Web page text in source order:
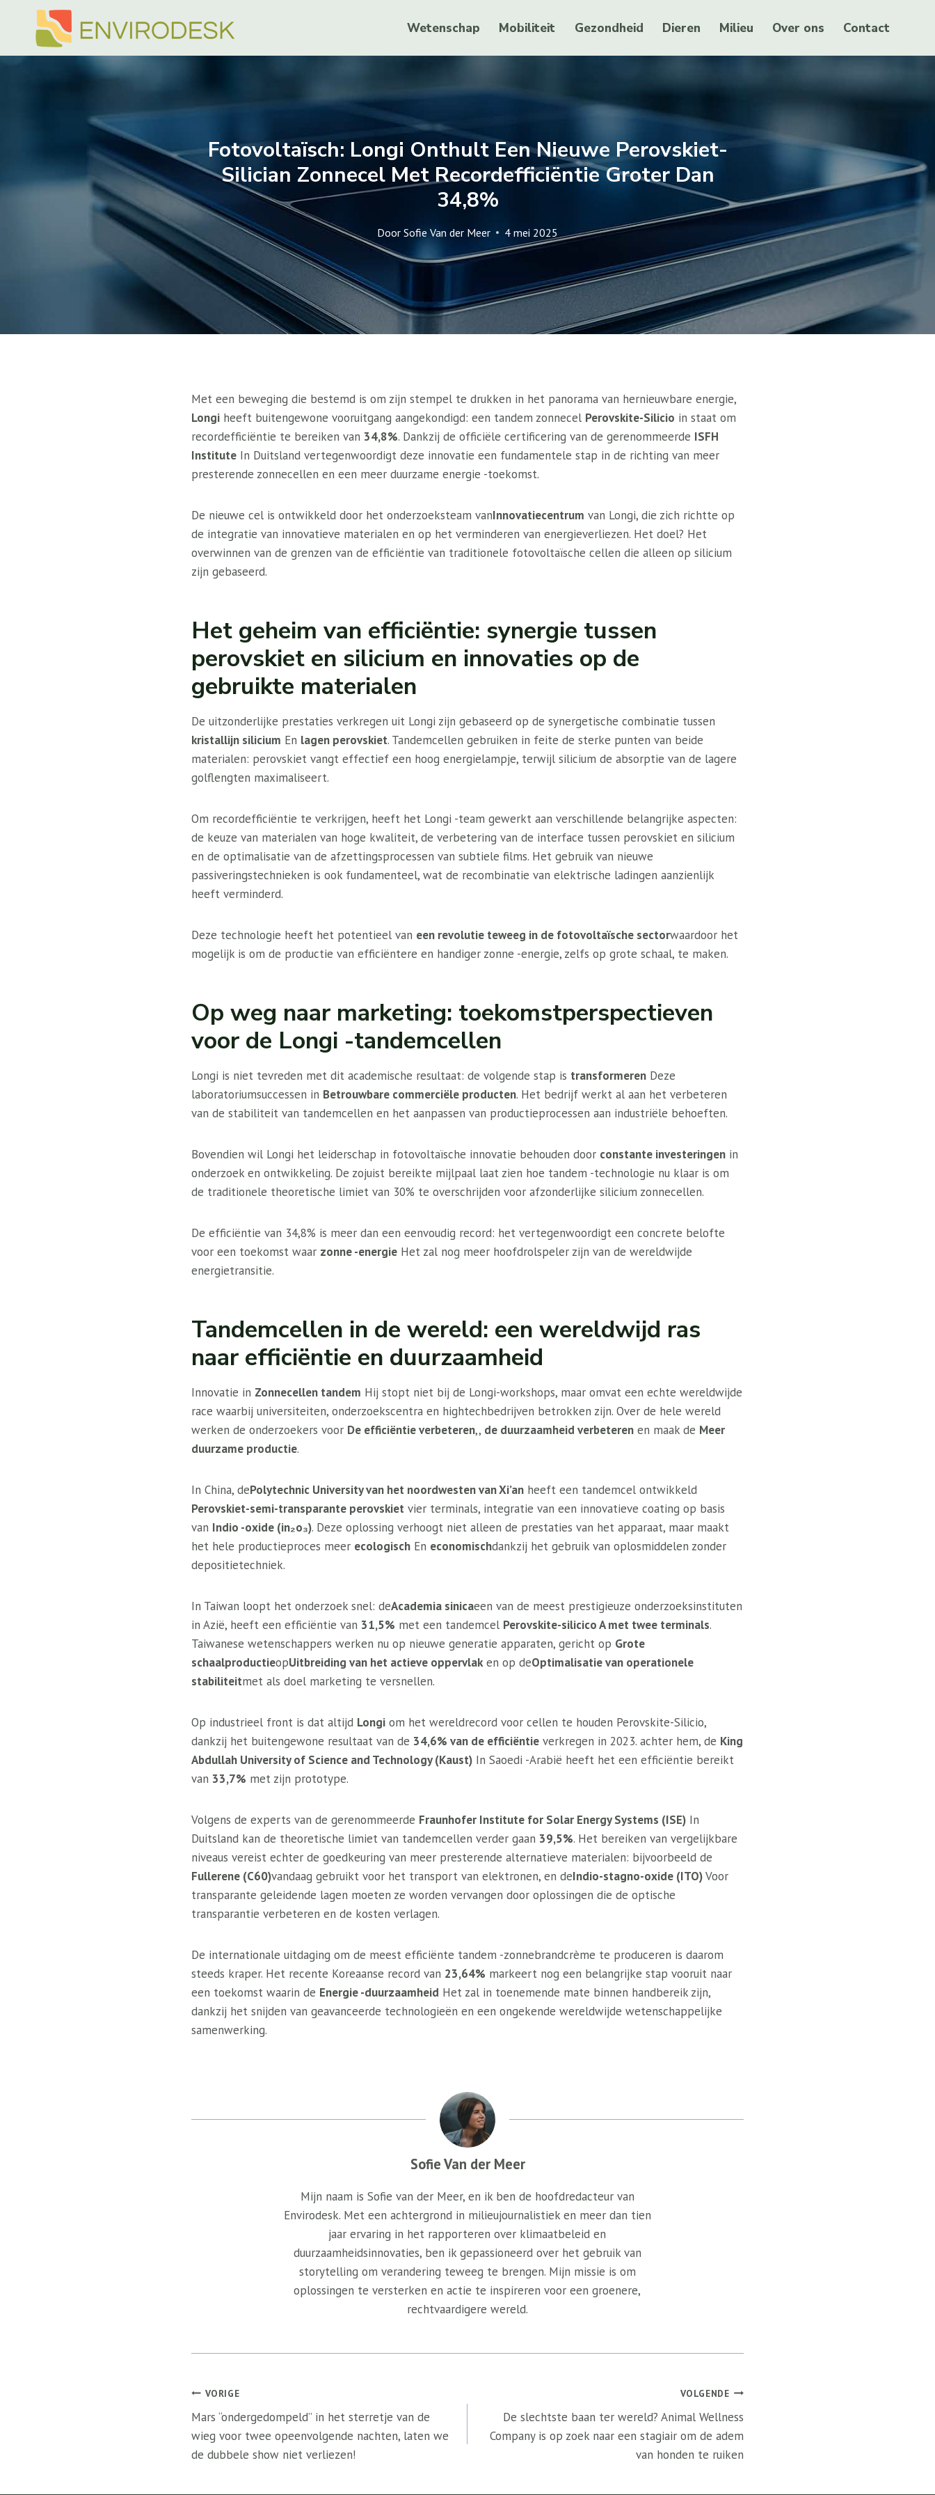
Doorgaan
Wetenschap Mobiliteit Gezondheid Dieren Milieu Over ons Contact
Fotovoltaïsch: Longi Onthult Een Nieuwe Perovskiet-
Silician Zonnecel Met Recordefficiëntie Groter Dan
34,8%
Door Sofie Van der Meer 4 mei 2025
Met een beweging die bestemd is om zijn stempel te drukken in het panorama van hernieuwbare energie,
Longi heeft buitengewone vooruitgang aangekondigd: een tandem zonnecel Perovskite-Silicio in staat om
recordefficiëntie te bereiken van 34,8%. Dankzij de officiële certificering van de gerenommeerde ISFH
Institute In Duitsland vertegenwoordigt deze innovatie een fundamentele stap in de richting van meer
presterende zonnecellen en een meer duurzame energie -toekomst.
De nieuwe cel is ontwikkeld door het onderzoeksteam vanInnovatiecentrum van Longi, die zich richtte op
de integratie van innovatieve materialen en op het verminderen van energieverliezen. Het doel? Het
overwinnen van de grenzen van de efficiëntie van traditionele fotovoltaïsche cellen die alleen op silicium
zijn gebaseerd.
Het geheim van efficiëntie: synergie tussen
perovskiet en silicium en innovaties op de
gebruikte materialen
De uitzonderlijke prestaties verkregen uit Longi zijn gebaseerd op de synergetische combinatie tussen
kristallijn silicium En lagen perovskiet. Tandemcellen gebruiken in feite de sterke punten van beide
materialen: perovskiet vangt effectief een hoog energielampje, terwijl silicium de absorptie van de lagere
golflengten maximaliseert.
Om recordefficiëntie te verkrijgen, heeft het Longi -team gewerkt aan verschillende belangrijke aspecten:
de keuze van materialen van hoge kwaliteit, de verbetering van de interface tussen perovskiet en silicium
en de optimalisatie van de afzettingsprocessen van subtiele films. Het gebruik van nieuwe
passiveringstechnieken is ook fundamenteel, wat de recombinatie van elektrische ladingen aanzienlijk
heeft verminderd.
Deze technologie heeft het potentieel van een revolutie teweeg in de fotovoltaïsche sectorwaardoor het
mogelijk is om de productie van efficiëntere en handiger zonne -energie, zelfs op grote schaal, te maken.
Op weg naar marketing: toekomstperspectieven
voor de Longi -tandemcellen
Longi is niet tevreden met dit academische resultaat: de volgende stap is transformeren Deze
laboratoriumsuccessen in Betrouwbare commerciële producten. Het bedrijf werkt al aan het verbeteren
van de stabiliteit van tandemcellen en het aanpassen van productieprocessen aan industriële behoeften.
Bovendien wil Longi het leiderschap in fotovoltaïsche innovatie behouden door constante investeringen in
onderzoek en ontwikkeling. De zojuist bereikte mijlpaal laat zien hoe tandem -technologie nu klaar is om
de traditionele theoretische limiet van 30% te overschrijden voor afzonderlijke silicium zonnecellen.
De efficiëntie van 34,8% is meer dan een eenvoudig record: het vertegenwoordigt een concrete belofte
voor een toekomst waar zonne -energie Het zal nog meer hoofdrolspeler zijn van de wereldwijde
energietransitie.
Tandemcellen in de wereld: een wereldwijd ras
naar efficiëntie en duurzaamheid
Innovatie in Zonnecellen tandem Hij stopt niet bij de Longi-workshops, maar omvat een echte wereldwijde
race waarbij universiteiten, onderzoekscentra en hightechbedrijven betrokken zijn. Over de hele wereld
werken de onderzoekers voor De efficiëntie verbeteren,, de duurzaamheid verbeteren en maak de Meer
duurzame productie.
In China, dePolytechnic University van het noordwesten van Xi’an heeft een tandemcel ontwikkeld
Perovskiet-semi-transparante perovskiet vier terminals, integratie van een innovatieve coating op basis
van Indio -oxide (in₂o₃). Deze oplossing verhoogt niet alleen de prestaties van het apparaat, maar maakt
het hele productieproces meer ecologisch En economischdankzij het gebruik van oplosmiddelen zonder
depositietechniek.
In Taiwan loopt het onderzoek snel: deAcademia sinicaeen van de meest prestigieuze onderzoeksinstituten
in Azië, heeft een efficiëntie van 31,5% met een tandemcel Perovskite-silicico A met twee terminals.
Taiwanese wetenschappers werken nu op nieuwe generatie apparaten, gericht op Grote
schaalproductieopUitbreiding van het actieve oppervlaken op deOptimalisatie van operationele
stabiliteitmet als doel marketing te versnellen.
Op industrieel front is dat altijd Longi om het wereldrecord voor cellen te houden Perovskite-Silicio,
dankzij het buitengewone resultaat van de 34,6% van de efficiëntie verkregen in 2023. achter hem, de King
Abdullah University of Science and Technology (Kaust) In Saoedi -Arabië heeft het een efficiëntie bereikt
van 33,7% met zijn prototype.
Volgens de experts van de gerenommeerde Fraunhofer Institute for Solar Energy Systems (ISE) In
Duitsland kan de theoretische limiet van tandemcellen verder gaan 39,5%. Het bereiken van vergelijkbare
niveaus vereist echter de goedkeuring van meer presterende alternatieve materialen: bijvoorbeeld de
Fullerene (C60)vandaag gebruikt voor het transport van elektronen, en deIndio-stagno-oxide (ITO)Voor
transparante geleidende lagen moeten ze worden vervangen door oplossingen die de optische
transparantie verbeteren en de kosten verlagen.
De internationale uitdaging om de meest efficiënte tandem -zonnebrandcrème te produceren is daarom
steeds kraper. Het recente Koreaanse record van 23,64% markeert nog een belangrijke stap vooruit naar
een toekomst waarin de Energie -duurzaamheid Het zal in toenemende mate binnen handbereik zijn,
dankzij het snijden van geavanceerde technologieën en een ongekende wereldwijde wetenschappelijke
samenwerking.
Sofie Van der Meer
Mijn naam is Sofie van der Meer, en ik ben de hoofdredacteur van
Envirodesk. Met een achtergrond in milieujournalistiek en meer dan tien
jaar ervaring in het rapporteren over klimaatbeleid en
duurzaamheidsinnovaties, ben ik gepassioneerd over het gebruik van
storytelling om verandering teweeg te brengen. Mijn missie is om
oplossingen te versterken en actie te inspireren voor een groenere,
rechtvaardigere wereld.
Bericht
navigatie
VORIGE
Mars “ondergedompeld” in het sterretje van de
wieg voor twee opeenvolgende nachten, laten we
de dubbele show niet verliezen!
VOLGENDE
De slechtste baan ter wereld? Animal Wellness
Company is op zoek naar een stagiair om de adem
van honden te ruiken